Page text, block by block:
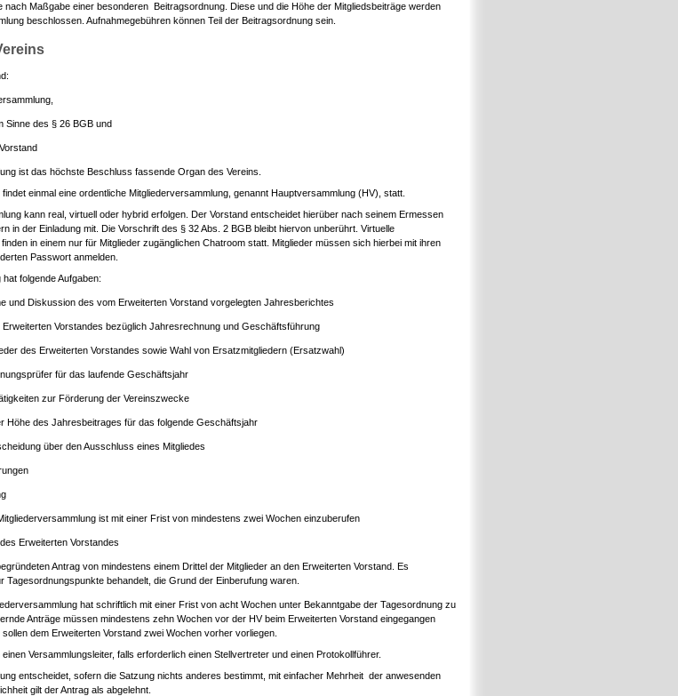
nach Maßgabe einer besonderen Beitragsordnung. Diese und die Höhe der Mitgliedsbeiträge werden
beschlossen. Aufnahmegebühren können Teil der Beitragsordnung sein.
Sinne des § 26 BGB und
ist das höchste Beschluss fassende Organ des Vereins.
einmal eine ordentliche Mitgliederversammlung, genannt Hauptversammlung (HV), statt.
kann real, virtuell oder hybrid erfolgen. Der Vorstand entscheidet hierüber nach seinem Ermessen
in der Einladung mit. Die Vorschrift des § 32 Abs. 2 BGB bleibt hiervon unberührt. Virtuelle
in einem nur für Mitglieder zugänglichen Chatroom statt. Mitglieder müssen sich hierbei mit ihren
Passwort anmelden.
folgende Aufgaben:
und Diskussion des vom Erweiterten Vorstand vorgelegten Jahresberichtes
Vorstandes bezüglich Jahresrechnung und Geschäftsführung
des Erweiterten Vorstandes sowie Wahl von Ersatzmitgliedern (Ersatzwahl)
für das laufende Geschäftsjahr
zur Förderung der Vereinszwecke
Höhe des Jahresbeitrages für das folgende Geschäftsjahr
über den Ausschluss eines Mitgliedes
ist mit einer Frist von mindestens zwei Wochen einzuberufen
Erweiterten Vorstandes
Antrag von mindestens einem Drittel der Mitglieder an den Erweiterten Vorstand. Es
Tagesordnungspunkte behandelt, die Grund der Einberufung waren.
hat schriftlich mit einer Frist von acht Wochen unter Bekanntgabe der Tagesordnung zu
Anträge müssen mindestens zehn Wochen vor der HV beim Erweiterten Vorstand eingegangen
dem Erweiterten Vorstand zwei Wochen vorher vorliegen.
Versammlungsleiter, falls erforderlich einen Stellvertreter und einen Protokollführer.
entscheidet, sofern die Satzung nichts anderes bestimmt, mit einfacher Mehrheit der anwesenden
gilt der Antrag als abgelehnt.